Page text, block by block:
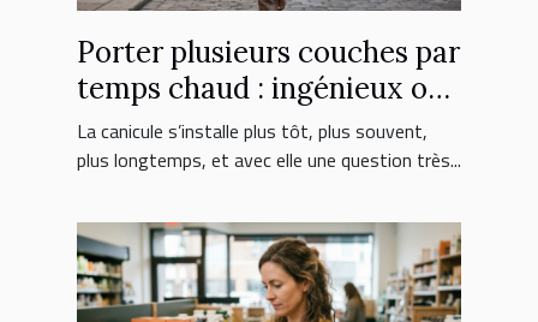
Porter plusieurs couches par
temps chaud : ingénieux ou
erreur fatale ?
La canicule s’installe plus tôt, plus souvent,
plus longtemps, et avec elle une question très...